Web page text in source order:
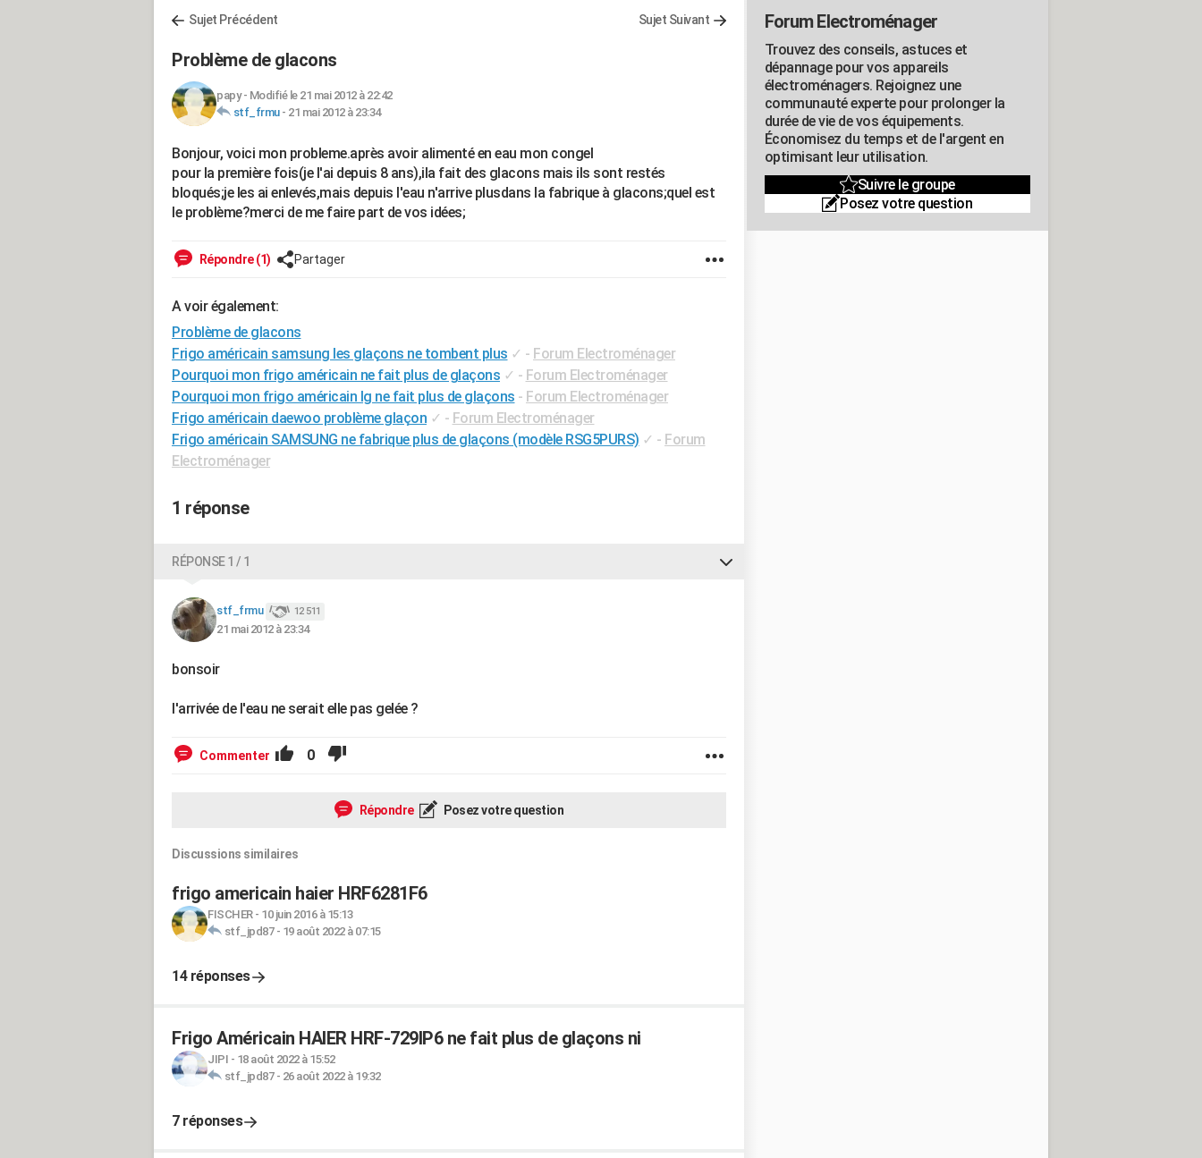
Sujet Précédent Sujet Suivant
Problème de glacons
papy- Modifié le 21 mai 2012 à 22:42
stf_frmu- 21 mai 2012 à 23:34
Bonjour, voici mon probleme.après avoir alimenté en eau mon congel
pour la première fois(je l'ai depuis 8 ans),ila fait des glacons mais ils sont restés
bloqués;je les ai enlevés,mais depuis l'eau n'arrive plusdans la fabrique à glacons;quel est
le problème?merci de me faire part de vos idées;
Répondre (1) Partager
A voir également:
Problème de glacons
Frigo américain samsung les glaçons ne tombent plus ✓ - Forum Electroménager
Pourquoi mon frigo américain ne fait plus de glaçons ✓ - Forum Electroménager
Pourquoi mon frigo américain lg ne fait plus de glaçons - Forum Electroménager
Frigo américain daewoo problème glaçon ✓ - Forum Electroménager
Frigo américain SAMSUNG ne fabrique plus de glaçons (modèle RSG5PURS) ✓ - Forum
Electroménager
1 réponse
RÉPONSE 1 / 1
stf_frmu 12 511
21 mai 2012 à 23:34
bonsoir
l'arrivée de l'eau ne serait elle pas gelée ?
Commenter 0
Répondre Posez votre question
Discussions similaires
frigo americain haier HRF6281F6
FISCHER- 10 juin 2016 à 15:13
stf_jpd87- 19 août 2022 à 07:15
14 réponses
Frigo Américain HAIER HRF-729IP6 ne fait plus de glaçons ni
JIPI - 18 août 2022 à 15:52
stf_jpd87- 26 août 2022 à 19:32
7 réponses
Forum Electroménager
Trouvez des conseils, astuces et
dépannage pour vos appareils
électroménagers. Rejoignez une
communauté experte pour prolonger la
durée de vie de vos équipements.
Économisez du temps et de l'argent en
optimisant leur utilisation.
Suivre le groupe
Posez votre question